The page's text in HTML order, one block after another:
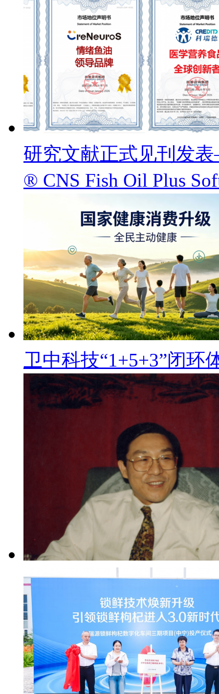
研究文献正式见刊发
® CNS Fish Oil Plus
卫中科技“1+5+3”闭环